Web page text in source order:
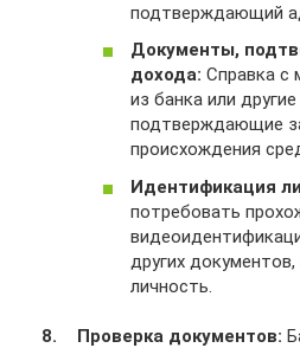
подтверждающий
Документы,
дохода: Справка с
из банка или
подтверждающие
происхождения
Идентификация
потребовать
других
личность.
Проверка документов: